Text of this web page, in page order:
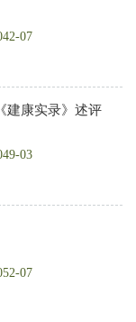
07
康实录》述评
03
07